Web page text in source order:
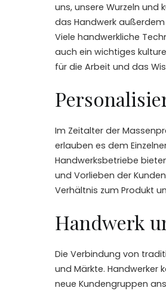
uns, unsere Wurzeln
das Handwerk
Viele handwerkliche
auch ein wichtiges
für die Arbeit und das
Im Zeitalter der
erlauben es dem
Handwerksbetriebe
und Vorlieben der
Verhältnis zum Produkt
Handwerk
Die Verbindung von
und Märkte. Handwerker
neue Kundengruppen